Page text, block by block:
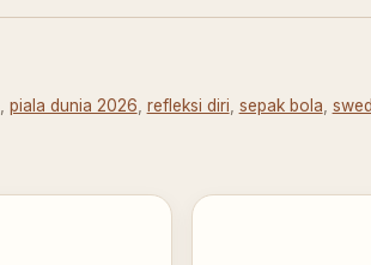
, piala dunia 2026, refleksi diri, sepak bola,